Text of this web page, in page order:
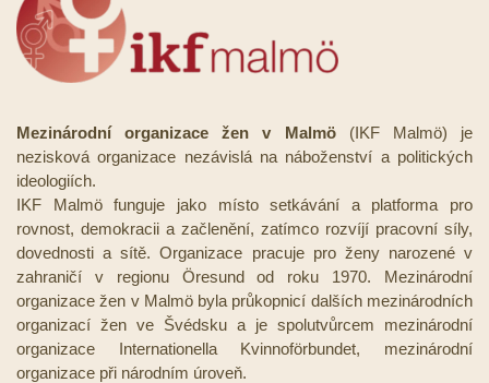
Mezinárodní organizace žen v Malmö(IKF Malmö) je
nezisková organizace nezávislá na náboženství a politických
ideologiích.
IKF Malmö funguje jako místo setkávání a platforma pro
rovnost, demokracii a začlenění, zatímco rozvíjí pracovní síly,
dovednosti a sítě. Organizace pracuje pro ženy narozené v
zahraničí v regionu Öresund od roku 1970. Mezinárodní
organizace žen v Malmö byla průkopnicí dalších mezinárodních
organizací žen ve Švédsku a je spolutvůrcem mezinárodní
organizace Internationella Kvinnoförbundet, mezinárodní
organizace při národním úroveň.